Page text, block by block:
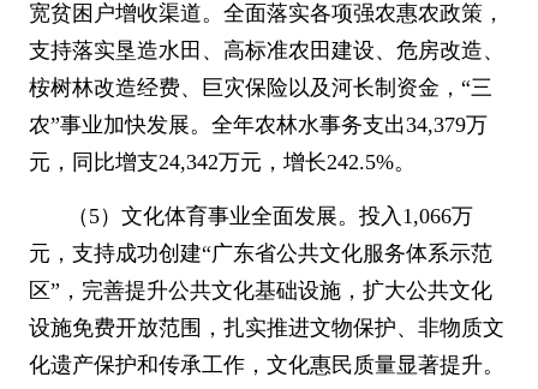
宽贫困户增收渠道。全面落实各项强农惠农政策，
支持落实垦造水田、高标准农田建设、危房改造、
桉树林改造经费、巨灾保险以及河长制资金， “三
农”事业加快发展。全年农林水事务支出34,379万
元，同比增支24,342万元，增长242.5%。
（ 5）文化体育事业全面发展。投入 1,066万
元，支持成功创建“广东省公共文化服务体系示范
区” ，完善提升公共文化基础设施，扩大公共文化
设施免费开放范围，扎实推进文物保护、非物质文
化遗产保护和传承工作，文化惠民质量显著提升。